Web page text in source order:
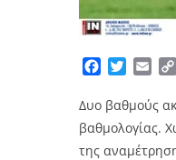
Facebook
Twitter
Δυο βαθμούς
βαθμολογίας.
της